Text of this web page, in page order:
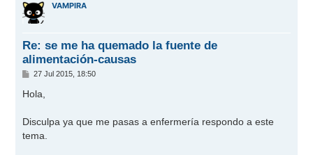
VAMPIRA
Re: se me ha quemado la fuente de
alimentación-causas
M
n
s
j
e
27 Jul 2015, 18:50
Hola,
Disculpa ya que me pasas a enfermería respondo a este
tema.